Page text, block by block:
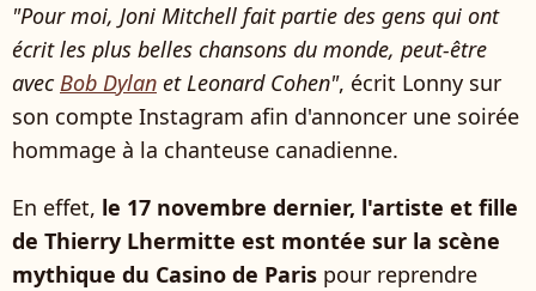
"Pour moi, Joni Mitchell fait partie des gens qui ont
écrit les plus belles chansons du monde, peut-être
avecBob Dylan et Leonard Cohen", écrit Lonny sur
son compte Instagram afin d'annoncer une soirée
hommage à la chanteuse canadienne.
En effet, le 17 novembre dernier, l'artiste et fille
de Thierry Lhermitte est montée sur la scène
mythique du Casino de Paris pour reprendre